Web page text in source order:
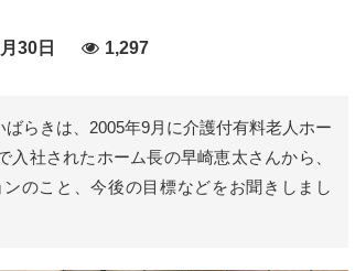
30日 1,297
らきは、2005年9月に介護付有料老人ホー
社されたホーム長の早崎恵太さんから、
のこと、今後の目標などをお聞きしまし